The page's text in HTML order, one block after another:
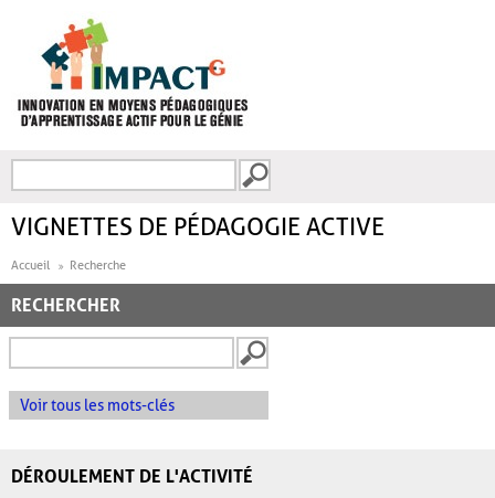
FORMULAIRE DE
VIGNETTES DE PÉDAGOGIE ACTIVE
Accueil Recherche
RECHERCHER
Voir tous les mots-clés
DÉROULEMENT DE L'ACTIVITÉ